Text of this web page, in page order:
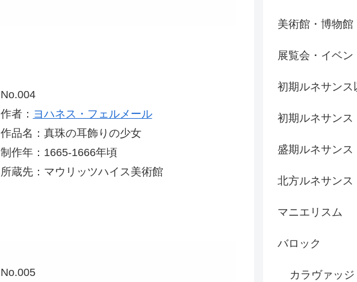
No.004
作者： ヨハネス・フェルメール
作品名：真珠の耳飾りの少女
制作年：1665-1666年頃
所蔵先：マウリッツハイス美術館
No.005
美術館・博物館
展覧会・イベン
初期ルネサンス
初期ルネサンス
盛期ルネサンス
北方ルネサンス
マニエリスム
バロック
カラヴァッ